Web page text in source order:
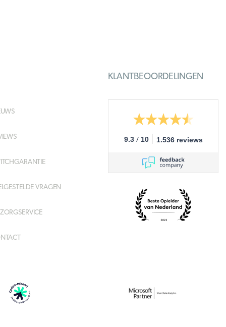
VRAGEN
KLANTBEOORDELINGEN
9.3 / 10 1.536 reviews